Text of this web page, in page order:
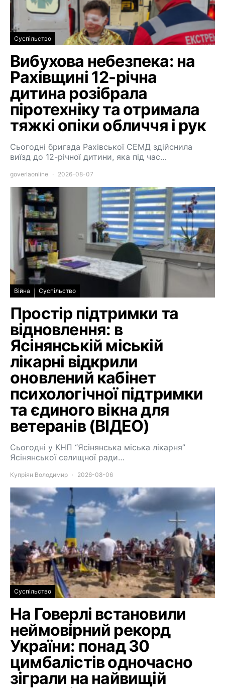
Суспільство
Вибухова небезпека: на
Рахівщині 12-річна
дитина розібрала
піротехніку та отримала
тяжкі опіки обличчя і рук
Сьогодні бригада Рахівської СЕМД здійснила
виїзд до 12-річної дитини, яка під час…
goverlaonline 2026-08-07
Війна Суспільство
Простір підтримки та
відновлення: в
Ясінянській міській
лікарні відкрили
оновлений кабінет
психологічної підтримки
та єдиного вікна для
ветеранів (ВІДЕО)
Сьогодні у КНП “Ясінянська міська лікарня”
Ясінянської селищної ради…
Купріян Володимир 2026-08-06
Суспільство
На Говерлі встановили
неймовірний рекорд
України: понад 30
цимбалістів одночасно
зіграли на найвищій